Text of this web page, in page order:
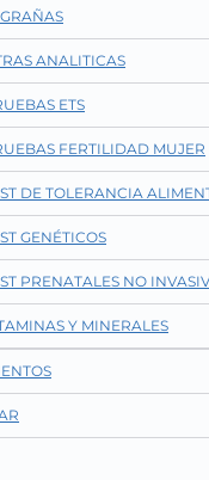
ANALITICAS
ETS
FERTILIDAD MUJER
DE TOLERANCIA
GENÉTICOS
PRENATALES NO
Y MINERALES